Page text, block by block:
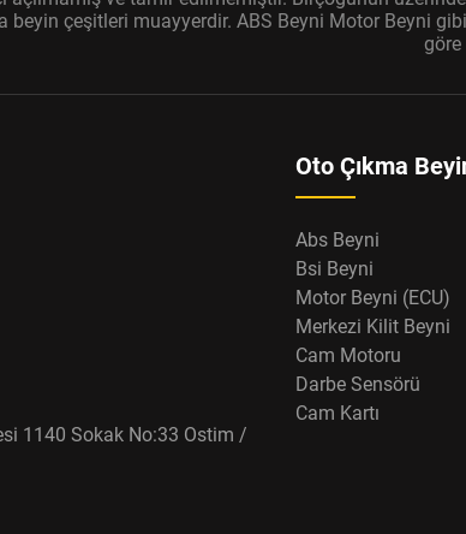
beyin çeşitleri muayyerdir. ABS Beyni Motor Beyni
göre
1140 Sokak No:33 Ostim /
Oto Çıkma
Abs Beyni
Bsi Beyni
Motor Beyni (ECU)
Merkezi Kilit Beyni
Cam Motoru
Darbe Sensörü
Cam Kartı